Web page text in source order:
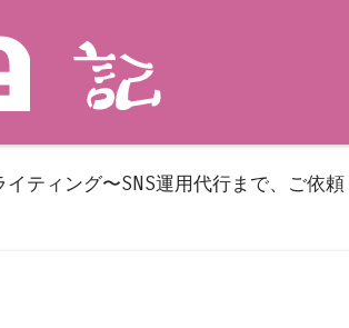
ティング〜SNS運用代行まで、ご依